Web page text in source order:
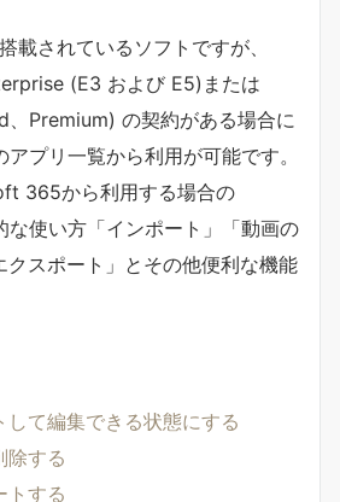
載されているソフトですが、
(E3 および E5)または
Premium) の契約がある場合に
プリ一覧から利用が可能です。
365から利用する場合の
使い方「インポート」「動画の
クスポート」とその他便利な機能
して編集できる状態にする
除する
トする